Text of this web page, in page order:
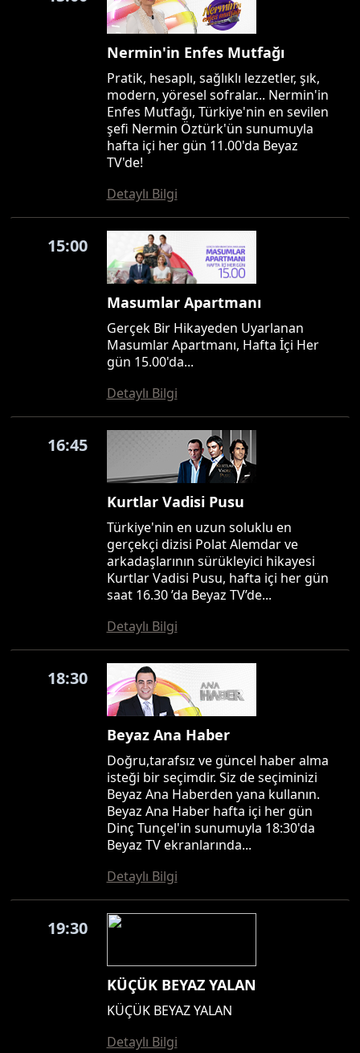
Nermin'in Enfes Mutfağı
Pratik, hesaplı, sağlıklı lezzetler, şık,
modern, yöresel sofralar... Nermin'in
Enfes Mutfağı, Türkiye'nin en sevilen
şefi Nermin Öztürk'ün sunumuyla
hafta içi her gün 11.00'da Beyaz
TV'de!
Detaylı Bilgi
15:00
Masumlar Apartmanı
Gerçek Bir Hikayeden Uyarlanan
Masumlar Apartmanı, Hafta İçi Her
gün 15.00'da...
Detaylı Bilgi
16:45
Kurtlar Vadisi Pusu
Türkiye'nin en uzun soluklu en
gerçekçi dizisi Polat Alemdar ve
arkadaşlarının sürükleyici hikayesi
Kurtlar Vadisi Pusu, hafta içi her gün
saat 16.30 ’da Beyaz TV’de...
Detaylı Bilgi
18:30
Beyaz Ana Haber
Doğru,tarafsız ve güncel haber alma
isteği bir seçimdir. Siz de seçiminizi
Beyaz Ana Haberden yana kullanın.
Beyaz Ana Haber hafta içi her gün
Dinç Tunçel'in sunumuyla 18:30'da
Beyaz TV ekranlarında...
Detaylı Bilgi
19:30
KÜÇÜK BEYAZ YALAN
KÜÇÜK BEYAZ YALAN
Detaylı Bilgi